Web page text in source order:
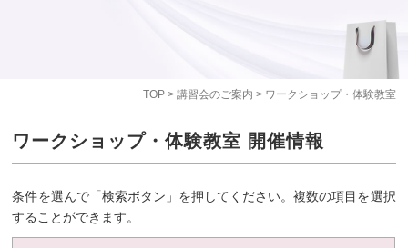
TOP> 講習会のご案内 > ワークショップ・体験教室
ワークショップ・体験教室 開催情報
条件を選んで「検索ボタン」を押してください。複数の項目を選択
することができます。